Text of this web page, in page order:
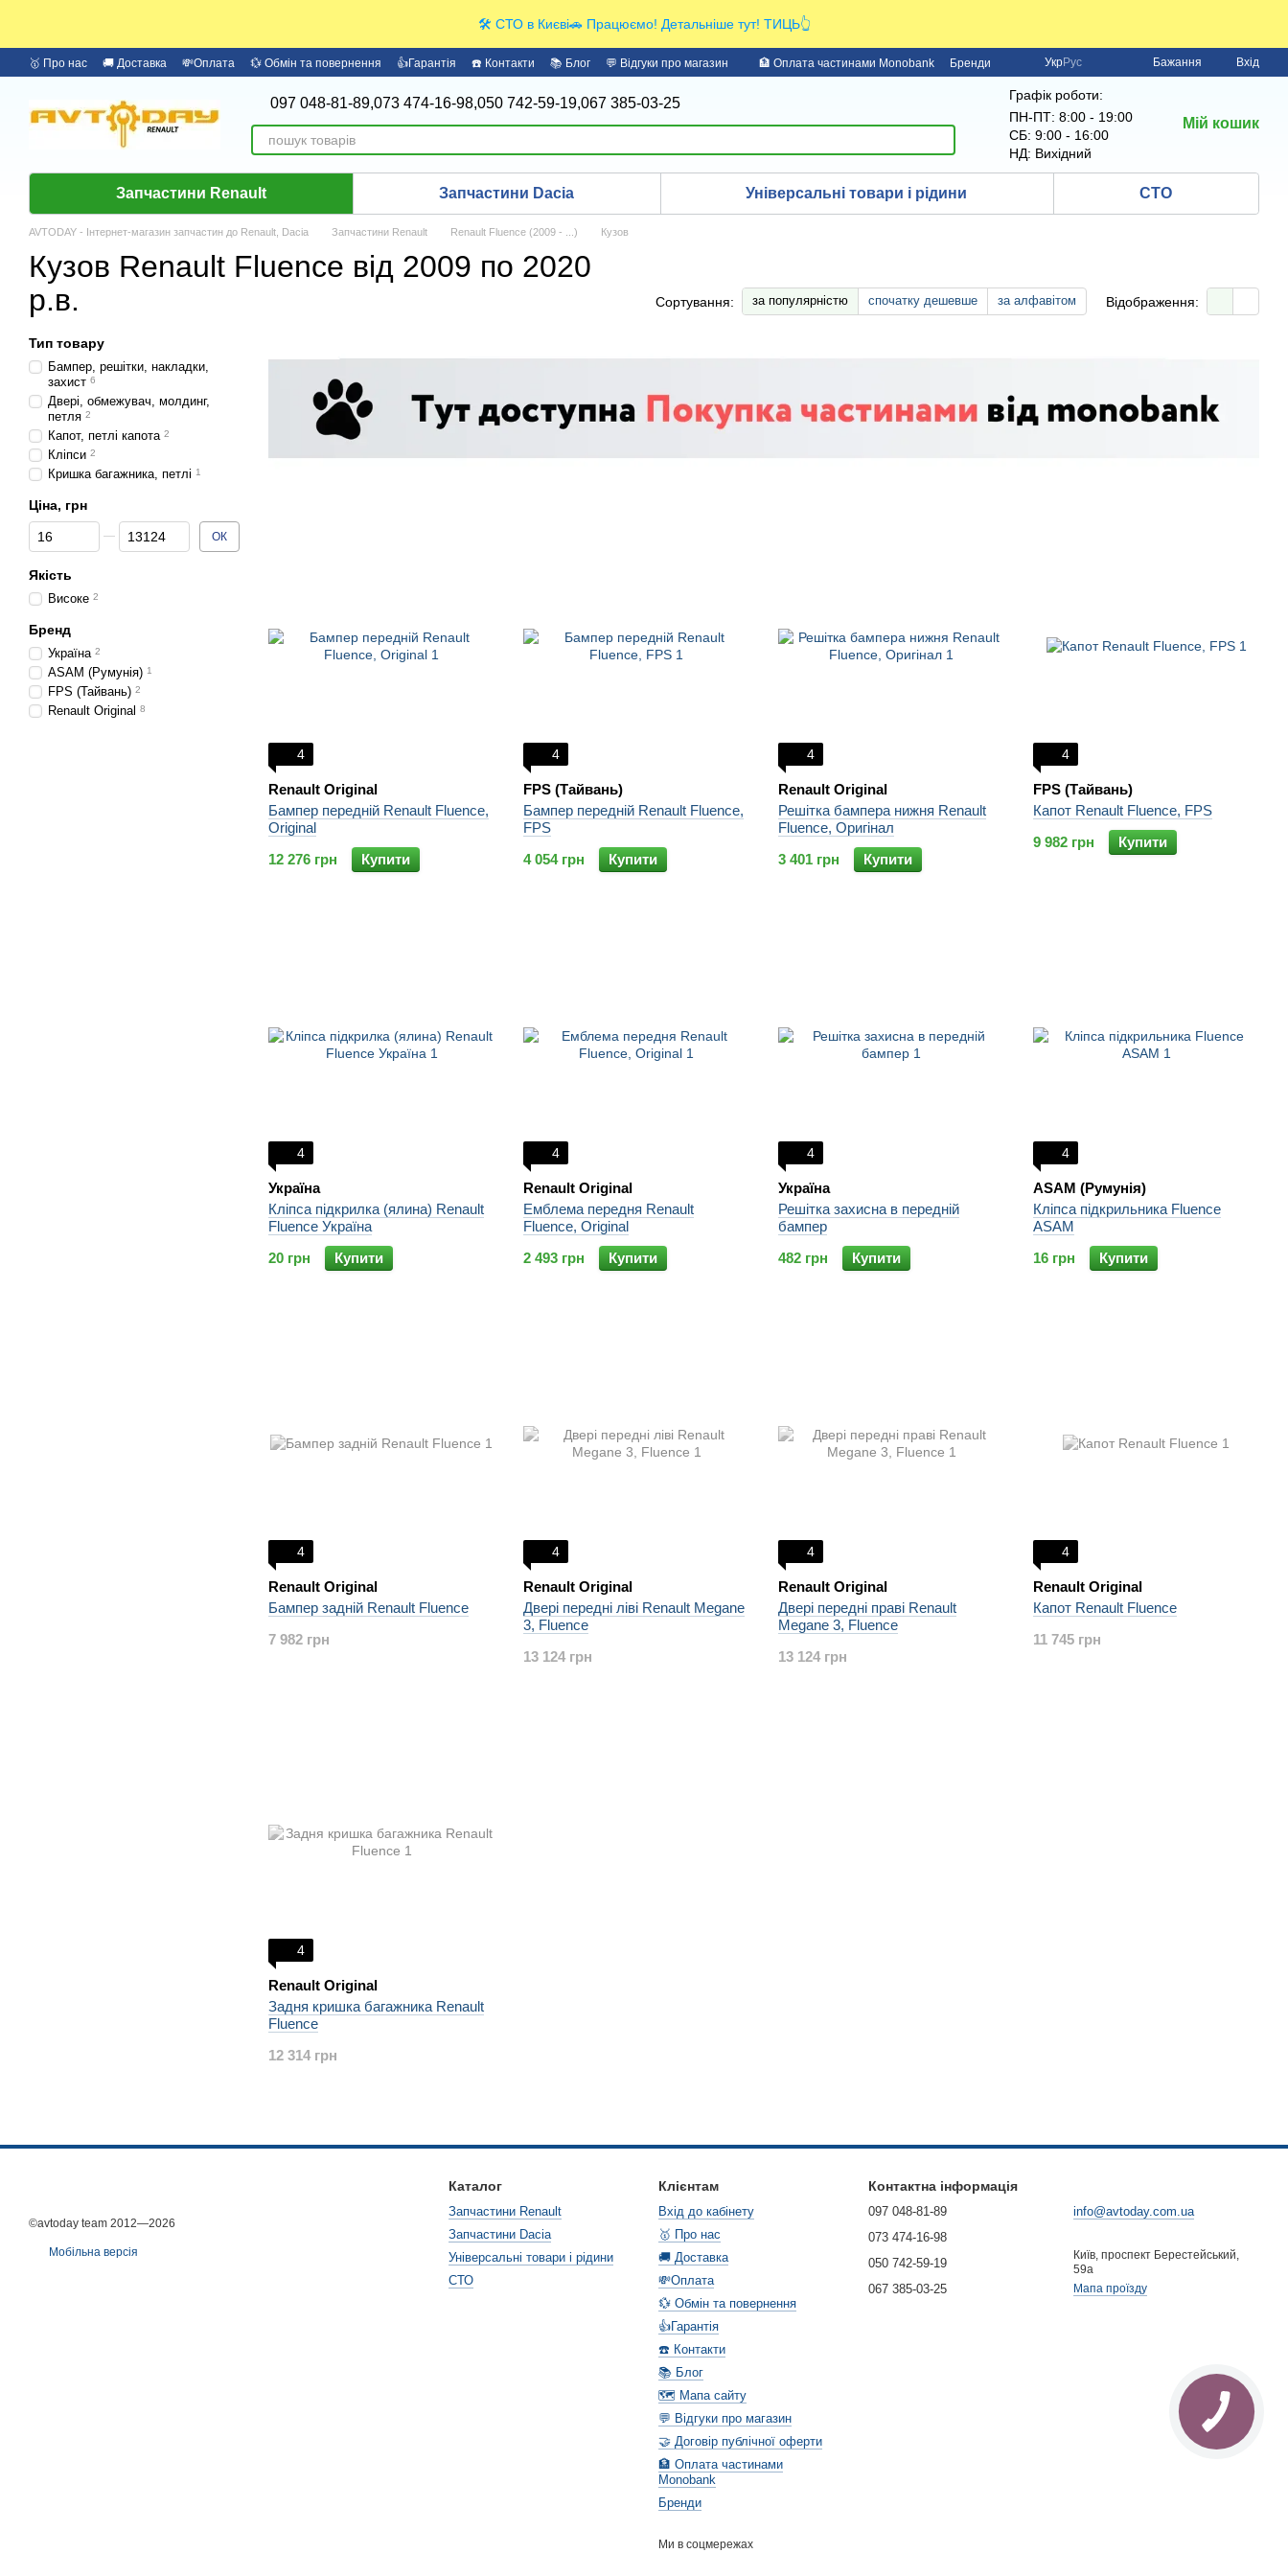
🛠️ СТО в Києві🚗 Працюємо! Детальніше тут! ТИЦЬ👆
🥇 Про нас 🚚 Доставка 💸Оплата 💱 Обмін та повернення 👍Гарантія ☎️ Контакти 📚 Блог 💬 Відгуки про магазин 🏦 Оплата частинами Monobank Бренди УкрРус Бажання Вхід
097 048-81-89,073 474-16-98,050 742-59-19,067 385-03-25
Графік роботи:
ПН-ПТ: 8:00 - 19:00
СБ: 9:00 - 16:00
НД: Вихідний
Мій кошик
Запчастини Renault Запчастини Dacia Універсальні товари і рідини СТО
AVTODAY - Інтернет-магазин запчастин до Renault, Dacia Запчастини Renault Renault Fluence (2009 - ...) Кузов
Кузов Renault Fluence від 2009 по 2020
р.в.
Сортування: за популярністю спочатку дешевше за алфавітом Відображення:
4
Renault Original
Бампер передній Renault Fluence,
Original
12 276 грн
Купити
4
FPS (Тайвань)
Бампер передній Renault Fluence,
FPS
4 054 грн
Купити
4
Renault Original
Решітка бампера нижня Renault
Fluence, Оригінал
3 401 грн
Купити
4
FPS (Тайвань)
Капот Renault Fluence, FPS
9 982 грн
Купити
4
Україна
Кліпса підкрилка (ялина) Renault
Fluence Україна
20 грн
Купити
4
Renault Original
Емблема передня Renault
Fluence, Original
2 493 грн
Купити
4
Україна
Решітка захисна в передній
бампер
482 грн
Купити
4
ASAM (Румунія)
Кліпса підкрильника Fluence
ASAM
16 грн
Купити
4
Renault Original
Бампер задній Renault Fluence
7 982 грн
4
Renault Original
Двері передні ліві Renault Megane
3, Fluence
13 124 грн
4
Renault Original
Двері передні праві Renault
Megane 3, Fluence
13 124 грн
4
Renault Original
Капот Renault Fluence
11 745 грн
4
Renault Original
Задня кришка багажника Renault
Fluence
12 314 грн
Тип товару
Бампер, решітки, накладки,
захист 6
Двері, обмежувач, молдинг,
петля 2
Капот, петлі капота 2
Кліпси 2
Кришка багажника, петлі 1
Ціна, грн
Від Ціна, грн
До Ціна, грн ОК
Якість
Високе 2
Бренд
Україна 2
ASAM (Румунія) 1
FPS (Тайвань) 2
Renault Original 8
©avtoday team 2012—2026
Мобільна версія
Каталог
Запчастини Renault
Запчастини Dacia
Універсальні товари і рідини
СТО
Клієнтам
Вхід до кабінету
🥇 Про нас
🚚 Доставка
💸Оплата
💱 Обмін та повернення
👍Гарантія
☎️ Контакти
📚 Блог
🗺️ Мапа сайту
💬 Відгуки про магазин
🤝 Договір публічної оферти
🏦 Оплата частинами
Monobank
Бренди
Ми в соцмережах
Контактна інформація
097 048-81-89
073 474-16-98
050 742-59-19
067 385-03-25
info@avtoday.com.ua
Київ, проспект Берестейський,
59а
Мапа проїзду